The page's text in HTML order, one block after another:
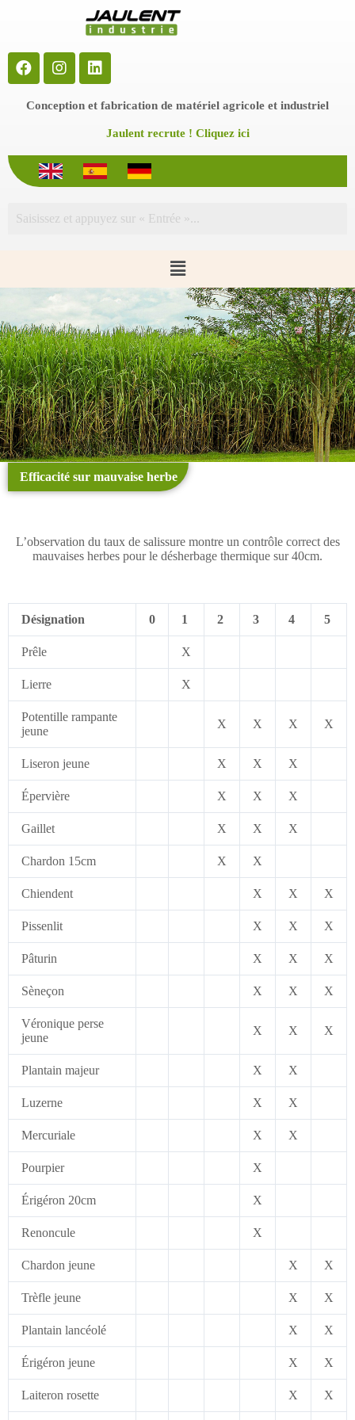
e
r
n
e
u
Conception et fabrication de matériel agricole et industriel
Jaulent recrute ! Cliquez ici
Efficacité sur mauvaise herbe
L’observation du taux de salissure montre un contrôle correct des
mauvaises herbes pour le désherbage thermique sur 40cm.
Désignation 0 1 2 3 4 5
Prêle X
Lierre X
Potentille rampante
jeune
X X X X
Liseron jeune X X X
Épervière X X X
Gaillet X X X
Chardon 15cm X X
Chiendent X X X
Pissenlit X X X
Pâturin X X X
Sèneçon X X X
Véronique perse
jeune
X X X
Plantain majeur X X
Luzerne X X
Mercuriale X X
Pourpier X
Érigéron 20cm X
Renoncule X
Chardon jeune X X
Trèfle jeune X X
Plantain lancéolé X X
Érigéron jeune X X
Laiteron rosette X X